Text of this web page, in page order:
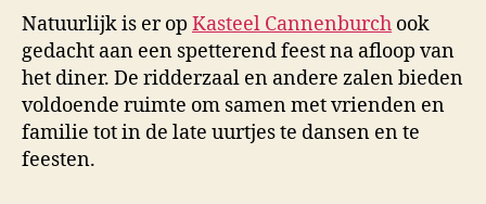
Natuurlijk is er op Kasteel Cannenburch ook
gedacht aan een spetterend feest na afloop van
het diner. De ridderzaal en andere zalen bieden
voldoende ruimte om samen met vrienden en
familie tot in de late uurtjes te dansen en te
feesten.